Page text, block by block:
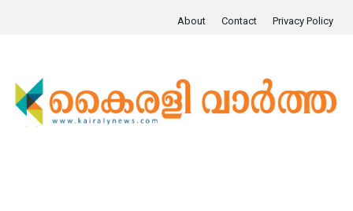
About Contact Privacy Policy